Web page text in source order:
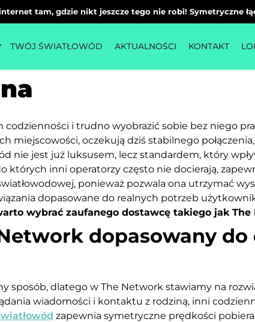
tam, gdzie nikt jeszcze tego nie robi! Symetryczne
TWÓJ ŚWIATŁOWÓD AKTUALNOŚCI KONTAKT
codzienności i trudno wyobrazić sobie bez niego
miejscowości, oczekują dziś stabilnego
nie jest już luksusem, lecz standardem, który
których inni operatorzy często nie docierają,
ponieważ pozwala ona utrzymać
dopasowane do realnych potrzeb
wybrać zaufanego dostawcę takiego jak The
dopasowany
sposób, dlatego w The Network stawiamy na
wiadomości i kontaktu z rodziną, inni
zapewnia symetryczne prędkości